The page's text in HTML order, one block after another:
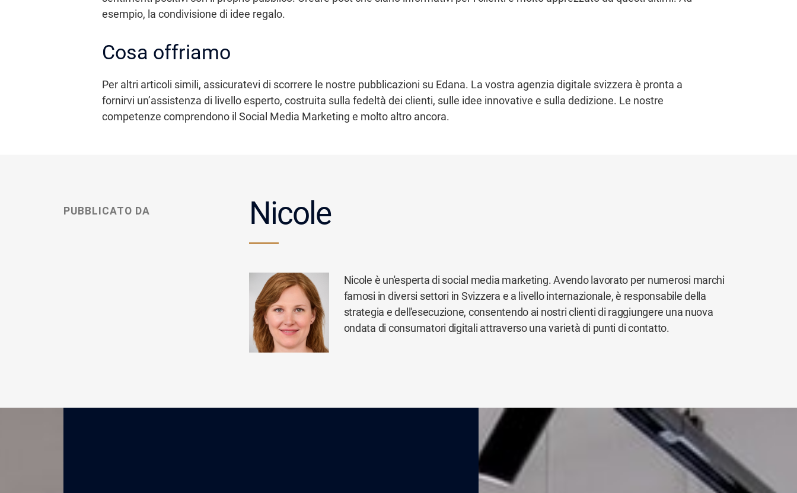
esempio, la condivisione di idee regalo.
Cosa offriamo
Per altri articoli simili, assicuratevi di scorrere le nostre pubblicazioni su Edana. La vostra agenzia digitale svizzera è pronta a
fornirvi un’assistenza di livello esperto, costruita sulla fedeltà dei clienti, sulle idee innovative e sulla dedizione. Le nostre
competenze comprendono il Social Media Marketing e molto altro ancora.
PUBBLICATO DA Nicole
Nicole è un'esperta di social media marketing. Avendo lavorato per numerosi marchi
famosi in diversi settori in Svizzera e a livello internazionale, è responsabile della
strategia e dell'esecuzione, consentendo ai nostri clienti di raggiungere una nuova
ondata di consumatori digitali attraverso una varietà di punti di contatto.